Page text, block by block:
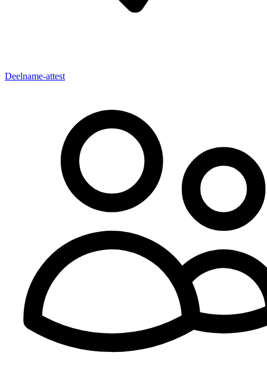
Deelname-attest